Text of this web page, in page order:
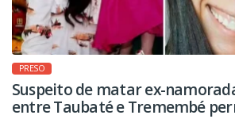
PRESO
Suspeito de matar ex-
entre Taubaté e Tremembé